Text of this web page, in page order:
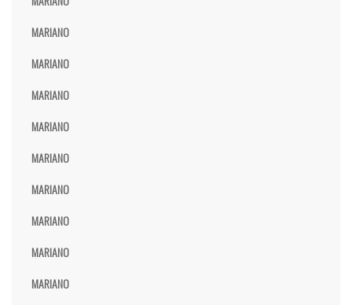
MARIANO
MARIANO
MARIANO
MARIANO
MARIANO
MARIANO
MARIANO
MARIANO
MARIANO